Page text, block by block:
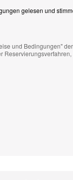
gelesen und
und Bedingungen" der
Reservierungsverfahren,